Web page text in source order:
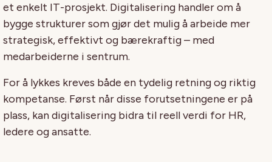
et enkelt IT-prosjekt. Digitalisering handler om å
bygge strukturer som gjør det mulig å arbeide mer
strategisk, effektivt og bærekraftig – med
medarbeiderne i sentrum.
For å lykkes kreves både en tydelig retning og riktig
kompetanse. Først når disse forutsetningene er på
plass, kan digitalisering bidra til reell verdi for HR,
ledere og ansatte.